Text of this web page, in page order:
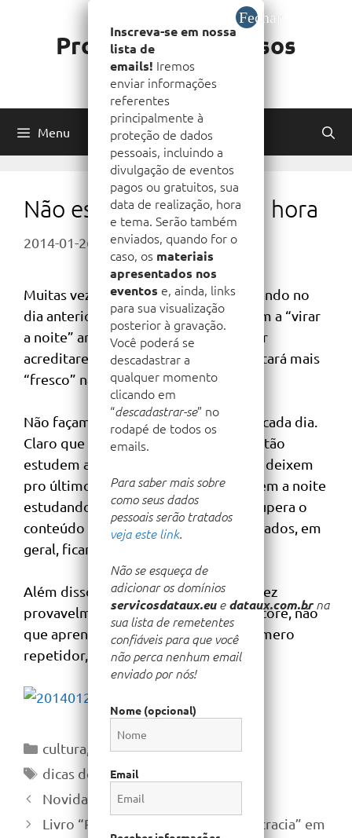
Prof. Matheus Passos
Direito e Tecnologia
Menu
Não estude em cima da hora
2014-01-26 PorProf. Matheus Passos
Muitas vezes vejo alunos meus estudando no
dia anterior à avaliação. Alguns chegam a “virar
a noite” antes da prova estudando por
acreditarem que assim o conteúdo estará mais
“fresco” na memória.
Não façam isso. Estudem um pouco a cada dia.
Claro que nem sempre é possível – então
estudem aos fins de semana. Mas não deixem
pro último minuto. E em absoluto virem a noite
estudando, pois em geral o cansaço supera o
conteúdo recém-adquirido e os resultados, em
geral, ficam abaixo do esperado.
Além disso, estudando tudo de uma vez
provavelmente fará com que você decore, não
que aprenda. E você não quer ser um mero
repetidor, quer?
Categorias
cultura
educação
Tags
dicas de estudo
Novidades à vista!
Livro “Reforma do estado e democracia” em
Inscreva-se em nossa
lista de
emails! Iremos
enviar informações
referentes
principalmente à
proteção de dados
pessoais, incluindo a
divulgação de eventos
pagos ou gratuitos, sua
data de realização, hora
e tema. Serão também
enviados, quando for o
caso, os materiais
apresentados nos
eventos e, ainda, links
para sua visualização
posterior à gravação.
Você poderá se
descadastrar a
qualquer momento
clicando em
“descadastrar-se” no
rodapé de todos os
emails.
Para saber mais sobre
como seus dados
pessoais serão tratados
veja este link.
Não se esqueça de
adicionar os domínios
servicosdataux.eue dataux.com.brna
sua lista de remetentes
confiáveis para que você
não perca nenhum email
enviado por nós!
Nome (opcional)
Email